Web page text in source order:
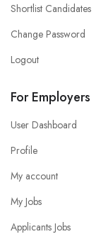
Shortlist Candidates
Change Password
Logout
For Employers
User Dashboard
Profile
My account
My Jobs
Applicants Jobs